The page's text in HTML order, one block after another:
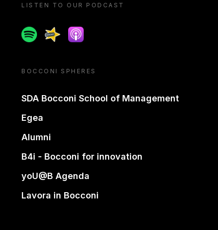
LISTEN TO OUR PODCAST
SpotifySpreakerApple podcast
BOCCONI SPHERES
SDA Bocconi School of Management
Egea
Alumni
B4i - Bocconi for innovation
yoU@B Agenda
Lavora in Bocconi